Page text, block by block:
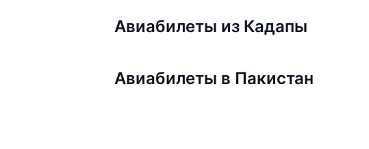
Авиабилеты из Кадапы
Авиабилеты в Пакистан